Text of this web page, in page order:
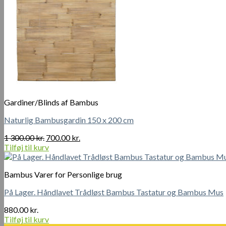
Gardiner/Blinds af Bambus
Naturlig Bambusgardin 150 x 200 cm
1 300.00kr. Den
oprindelige
pris
1
700.00kr.
pris
700.00 kr..
Tilføj til kurv
Bambus Varer for Personlige brug
På Lager. Håndlavet Trådløst Bambus Tastatur og Bambus Mus
880.00kr.
Tilføj til kurv